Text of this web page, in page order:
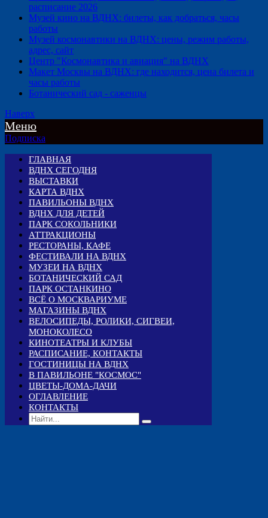
расписание 2026
Музей кино на ВДНХ: билеты, как добраться, часы
работы
Музей космонавтики на ВДНХ: цены, режим работы,
адрес, сайт
Центр "Космонавтика и авиация" на ВДНХ
Макет Москвы на ВДНХ: где находится, цена билета и
часы работы
Ботанический сад - саженцы
Наверх
Меню
Подписка
ГЛАВНАЯ
ВДНХ СЕГОДНЯ
ВЫСТАВКИ
КАРТА ВДНХ
ПАВИЛЬОНЫ ВДНХ
ВДНХ ДЛЯ ДЕТЕЙ
ПАРК СОКОЛЬНИКИ
АТТРАКЦИОНЫ
РЕСТОРАНЫ, КАФЕ
ФЕСТИВАЛИ НА ВДНХ
МУЗЕИ НА ВДНХ
БОТАНИЧЕСКИЙ САД
ПАРК ОСТАНКИНО
ВСЁ О МОСКВАРИУМЕ
МАГАЗИНЫ ВДНХ
ВЕЛОСИПЕДЫ, РОЛИКИ, СИГВЕИ,
МОНОКОЛЕСО
КИНОТЕАТРЫ И КЛУБЫ
РАСПИСАНИЕ, КОНТАКТЫ
ГОСТИНИЦЫ НА ВДНХ
В ПАВИЛЬОНЕ "КОСМОС"
ЦВЕТЫ-ДОМА-ДАЧИ
ОГЛАВЛЕНИЕ
КОНТАКТЫ